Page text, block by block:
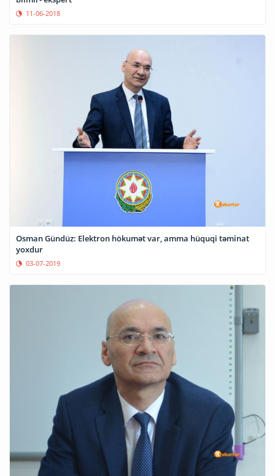
11-06-2018
Osman Gündüz: Elektron hökumət var, amma hüquqi təminat
yoxdur
03-07-2019